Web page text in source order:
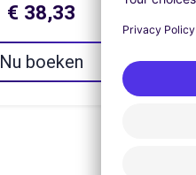
€ 38,33
Nu boeken